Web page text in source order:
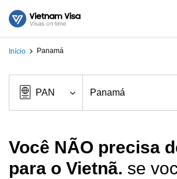
Início Panamá
Você NÃO precisa
para o Vietnã. se